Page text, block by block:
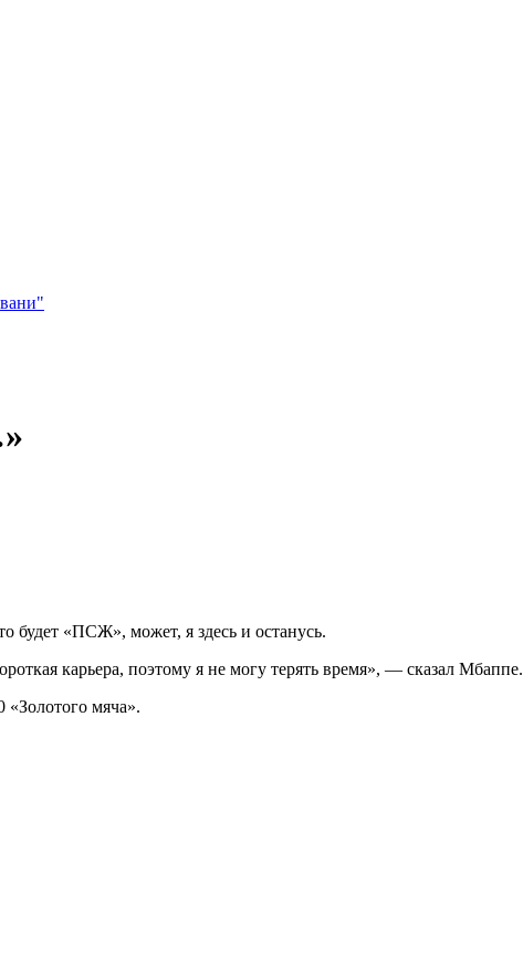
будет «ПСЖ», может, я здесь и останусь.
карьера, поэтому я не могу терять время», — сказал Мбаппе.
мяча».